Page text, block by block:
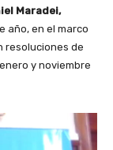
Maradei,
año, en el marco
resoluciones de
y noviembre